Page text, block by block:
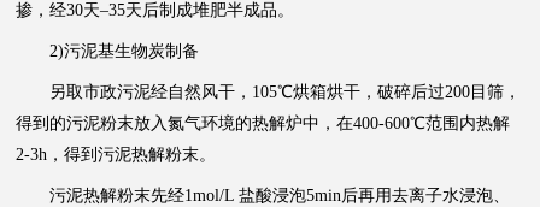
掺，经30天–35天后制成堆肥半成品。
2)污泥基生物炭制备
另取市政污泥经自然风干，105℃烘箱烘干，破碎后过200目筛，
得到的污泥粉末放入氮气环境的热解炉中，在400-600℃范围内热解
2-3h，得到污泥热解粉末。
污泥热解粉末先经1mol/L 盐酸浸泡5min后再用去离子水浸泡、